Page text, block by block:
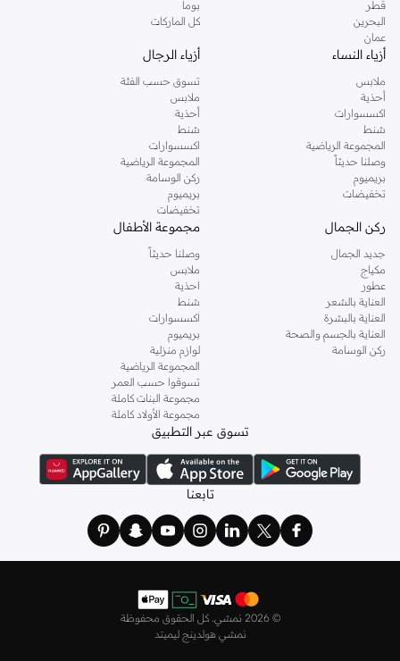
والدعم الاستثنائي يضمن لك تجربة تسوق ممتعة دائما مع نمشي.
قطر
البحرين
عمان
بوما
كل الماركات
أزياء النساء
ملابس
أحذية
اكسسوارات
شنط
المجموعة الرياضية
وصلنا حديثاً
بريميوم
تخفيضات
أزياء الرجال
تسوق حسب الفئة
ملابس
أحذية
شنط
اكسسوارات
المجموعة الرياضية
ركن الوسامة
بريميوم
تخفيضات
ركن الجمال
جديد الجمال
مكياج
عطور
العناية بالشعر
العناية بالبشرة
العناية بالجسم والصحة
ركن الوسامة
مجموعة الأطفال
وصلنا حديثاً
ملابس
احذية
شنط
اكسسوارات
بريميوم
لوازم منزلية
المجموعة الرياضية
تسوقوا حسب العمر
مجموعة البنات كاملة
مجموعة الأولاد كاملة
تسوق عبر التطبيق
تابعنا
© 2026 نمشي. كل الحقوق محفوظة
نمشي هولدينج ليميتد